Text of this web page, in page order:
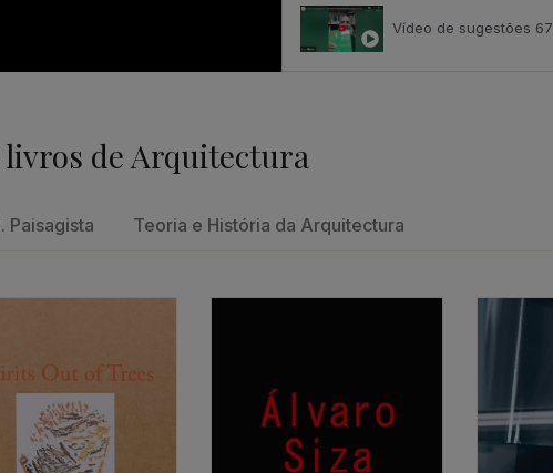
Vídeo de sugestões 67
livros de Arquitectura
Paisagista Teoria e História da Arquitectura